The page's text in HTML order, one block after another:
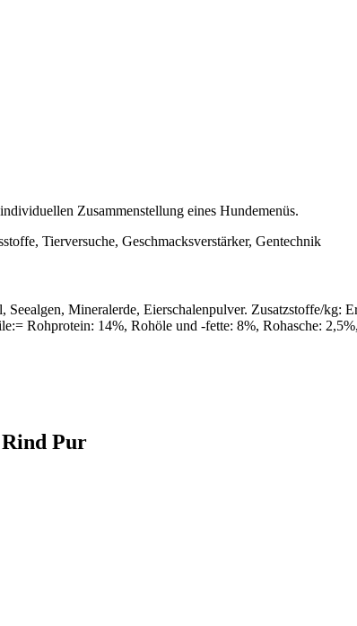
Zusammenstellung eines Hundemenüs.
Tierversuche, Geschmacksverstärker, Gentechnik
Mineralerde, Eierschalenpulver. Zusatzstoffe/kg:
Rohprotein: 14%, Rohöle und -fette: 8%, Rohasche:
Pur